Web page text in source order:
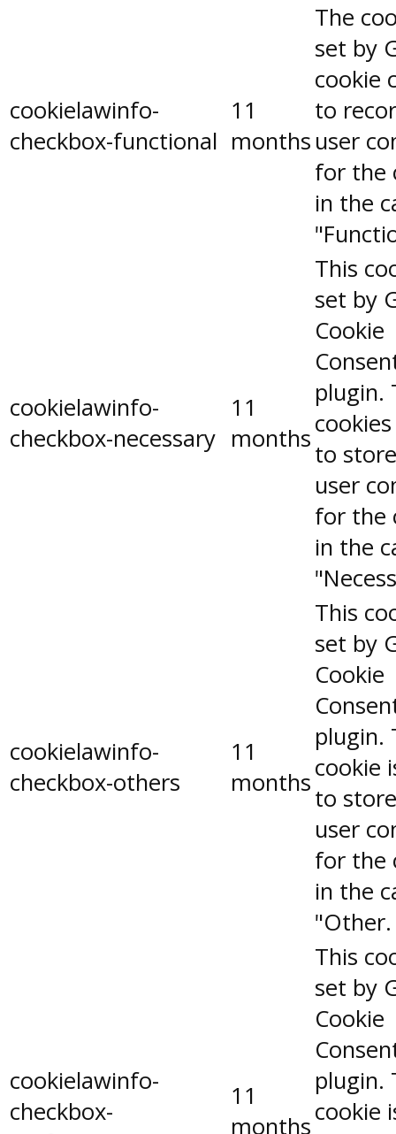
cookielawinfo-
checkbox-functional
11
months
The
set by
cookie
to
user
for the
in the
cookielawinfo-
checkbox-necessary
11
months
This
set by
Cookie
plugin.
to
user
for the
in the
cookielawinfo-
checkbox-others
11
months
This
set by
Cookie
plugin.
cookie
to
user
for the
in the
"Other.
cookielawinfo-
checkbox-
11
months
This
set by
Cookie
plugin.
cookie